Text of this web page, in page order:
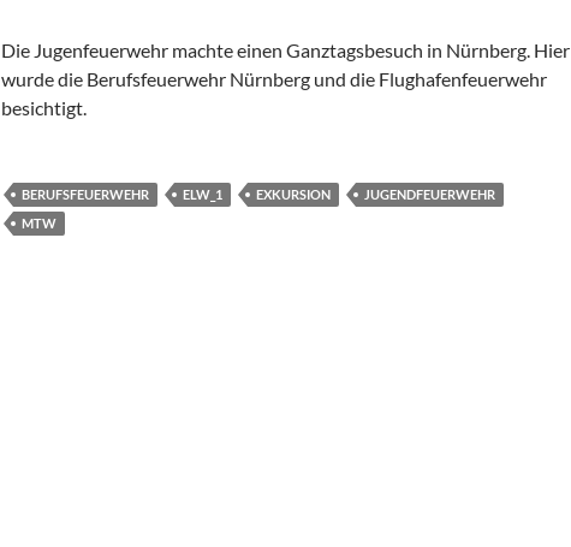
Die Jugenfeuerwehr machte einen Ganztagsbesuch in Nürnberg. Hier
wurde die Berufsfeuerwehr Nürnberg und die Flughafenfeuerwehr
besichtigt.
BERUFSFEUERWEHR ELW_1 EXKURSION
JUGENDFEUERWEHR
MTW